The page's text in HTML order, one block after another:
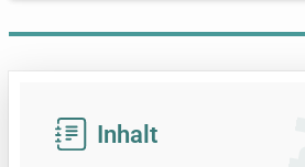
Inhalt